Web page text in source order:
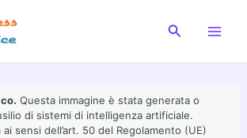
Cerca
Questa immagine è stata generata o
di sistemi di intelligenza artificiale.
sensi dell’art. 50 del Regolamento (UE)